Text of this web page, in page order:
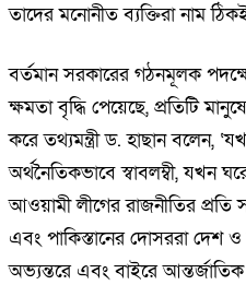
তাদের মনোনীত ব্যক্তিরা নাম
বর্তমান সরকারের গঠনমূলক
ক্ষমতা বৃদ্ধি পেয়েছে, প্রতিটি
করে তথ্যমন্ত্রী ড. হাছান বলেন,
অর্থনৈতিকভাবে স্বাবলম্বী, যখন
আওয়ামী লীগের রাজনীতির প্রতি
এবং পাকিস্তানের দোসররা দেশ
অভ্যন্তরে এবং বাইরে আন্তর্জাতিক